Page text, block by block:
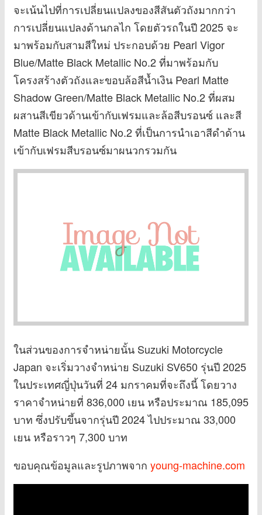
จะเน้นไปที่การเปลี่ยนแปลงของสีสันตัวถังมากกว่า
การเปลี่ยนแปลงด้านกลไก โดยตัวรถในปี 2025 จะ
มาพร้อมกับสามสีใหม่ ประกอบด้วย Pearl Vigor
Blue/Matte Black Metallic No.2 ที่มาพร้อมกับ
โครงสร้างตัวถังและขอบล้อสีน้ำเงิน Pearl Matte
Shadow Green/Matte Black Metallic No.2 ที่ผสม
ผสานสีเขียวด้านเข้ากับเฟรมและล้อสีบรอนซ์ และสี
Matte Black Metallic No.2 ที่เป็นการนำเอาสีดำด้าน
เข้ากับเฟรมสีบรอนซ์มาผนวกรวมกัน
ในส่วนของการจำหน่ายนั้น Suzuki Motorcycle
Japan จะเริ่มวางจำหน่าย Suzuki SV650 รุ่นปี 2025
ในประเทศญี่ปุ่นวันที่ 24 มกราคมที่จะถึงนี้ โดยวาง
ราคาจำหน่ายที่ 836,000 เยน หรือประมาณ 185,095
บาท ซึ่งปรับขึ้นจากรุ่นปี 2024 ไปประมาณ 33,000
เยน หรือราวๆ 7,300 บาท
ขอบคุณข้อมูลและรูปภาพจาก young-machine.com